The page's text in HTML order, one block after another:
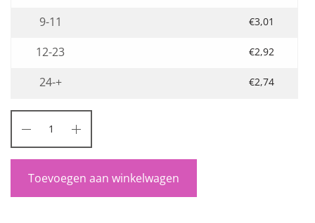
9-11 €3,01
12-23 €2,92
24-+ €2,74
Toevoegen aan winkelwagen